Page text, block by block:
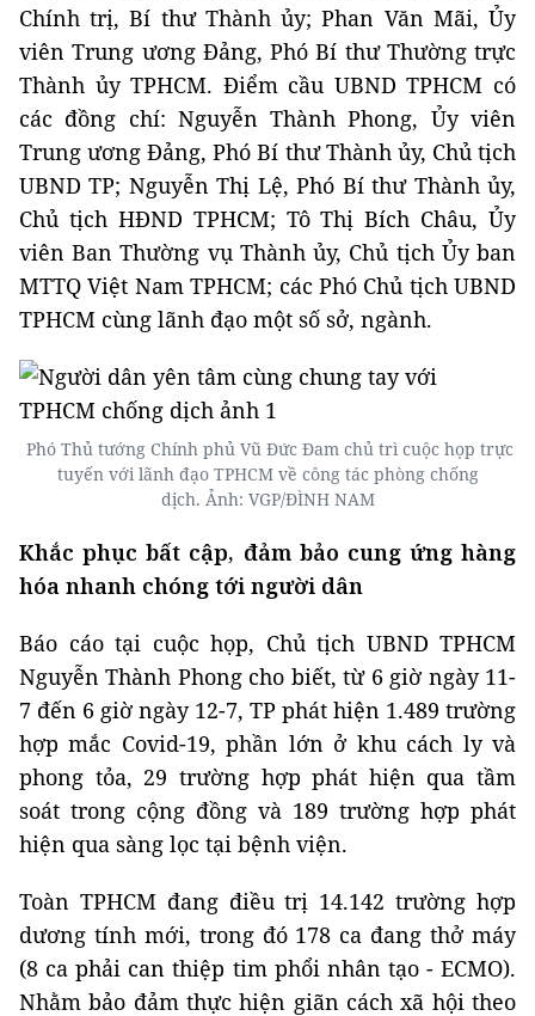
Chính trị, Bí thư Thành ủy; Phan Văn Mãi, Ủy
viên Trung ương Đảng, Phó Bí thư Thường trực
Thành ủy TPHCM. Điểm cầu UBND TPHCM có
các đồng chí: Nguyễn Thành Phong, Ủy viên
Trung ương Đảng, Phó Bí thư Thành ủy, Chủ tịch
UBND TP; Nguyễn Thị Lệ, Phó Bí thư Thành ủy,
Chủ tịch HĐND TPHCM; Tô Thị Bích Châu, Ủy
viên Ban Thường vụ Thành ủy, Chủ tịch Ủy ban
MTTQ Việt Nam TPHCM; các Phó Chủ tịch UBND
TPHCM cùng lãnh đạo một số sở, ngành.
Phó Thủ tướng Chính phủ Vũ Đức Đam chủ trì cuộc họp trực
tuyến với lãnh đạo TPHCM về công tác phòng chống
dịch. Ảnh: VGP/ĐÌNH NAM
Khắc phục bất cập, đảm bảo cung ứng hàng
hóa nhanh chóng tới người dân
Báo cáo tại cuộc họp, Chủ tịch UBND TPHCM
Nguyễn Thành Phong cho biết, từ 6 giờ ngày 11-
7 đến 6 giờ ngày 12-7, TP phát hiện 1.489 trường
hợp mắc Covid-19, phần lớn ở khu cách ly và
phong tỏa, 29 trường hợp phát hiện qua tầm
soát trong cộng đồng và 189 trường hợp phát
hiện qua sàng lọc tại bệnh viện.
Toàn TPHCM đang điều trị 14.142 trường hợp
dương tính mới, trong đó 178 ca đang thở máy
(8 ca phải can thiệp tim phổi nhân tạo - ECMO).
Nhằm bảo đảm thực hiện giãn cách xã hội theo